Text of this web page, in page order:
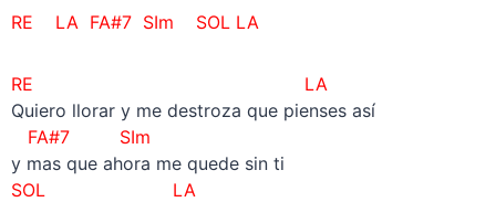
RE LA FA#7 SIm SOL LA
RE LA
Quiero llorar y me destroza que pienses así
FA#7 SIm
y mas que ahora me quede sin ti
SOL LA